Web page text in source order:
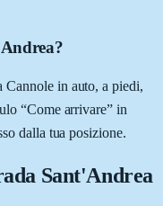
Cannole in auto, a piedi,
“Come arrivare” in
dalla tua posizione.
Sant'Andrea